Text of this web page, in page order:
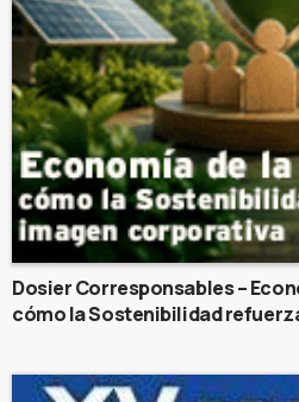
Dosier Corresponsables –
cómo la Sostenibilidad